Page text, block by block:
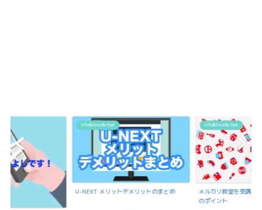
life&love&chat
U-NEXT メリットデメリットのまとめ
life&love&chat
メルカリ教室を受講で
のポイント